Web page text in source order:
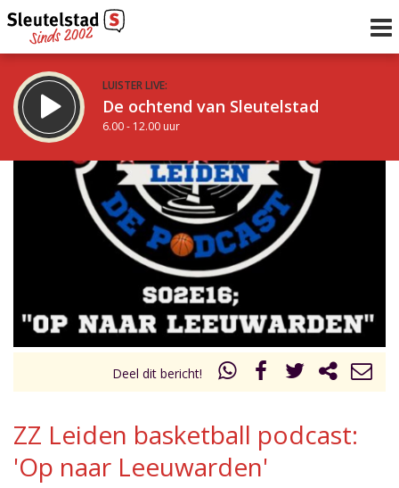
LUISTER LIVE:
De ochtend van Sleutelstad
6.00 - 12.00 uur
De middag van Sleutelstad
12.00 - 17.00 uur
uur 1 van 0
Deel dit bericht!
ZZ Leiden basketball podcast:
'Op naar Leeuwarden'